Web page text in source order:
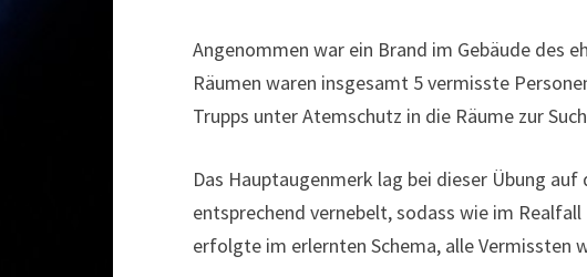
Angenommen war ein Brand im Gebäude des
Räumen waren insgesamt 5 vermisste
Trupps unter Atemschutz in die Räume zur
Das Hauptaugenmerk lag bei dieser Übung
entsprechend vernebelt, sodass wie im
erfolgte im erlernten Schema, alle Vermissten